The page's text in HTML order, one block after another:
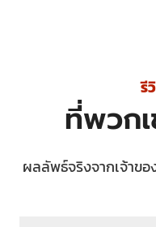
รี
ที่พวก
ผลลัพธ์จริงจากเจ้าขอ